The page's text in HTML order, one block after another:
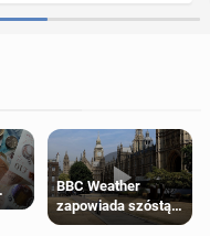
BBC Weather
zapowiada szóstą
falę upałów w